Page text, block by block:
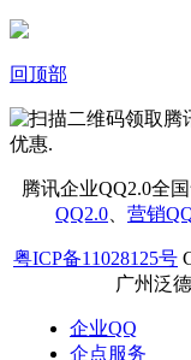
回顶部
腾讯企业QQ2.0全
QQ2.0
营销
粤ICP备11028125号
广州泛
企业QQ
企点服务